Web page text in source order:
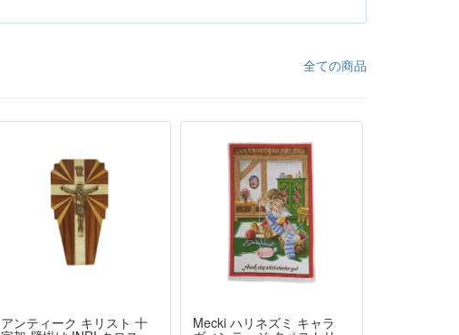
全ての商品
アンティーク キリスト 十 Mecki ハリネズミ キャラ